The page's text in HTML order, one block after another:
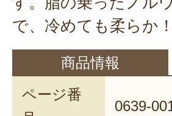
で、冷めても柔らか
商品情報
ページ番
0639-